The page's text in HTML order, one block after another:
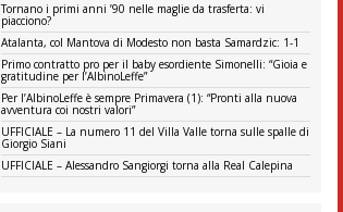
Tornano i primi anni ’90 nelle maglie da trasferta: vi
piacciono?
Atalanta, col Mantova di Modesto non basta Samardzic: 1-1
Primo contratto pro per il baby esordiente Simonelli: “Gioia e
gratitudine per l’AlbinoLeffe”
Per l’AlbinoLeffe è sempre Primavera (1): “Pronti alla nuova
avventura coi nostri valori”
UFFICIALE – La numero 11 del Villa Valle torna sulle spalle di
Giorgio Siani
UFFICIALE – Alessandro Sangiorgi torna alla Real Calepina